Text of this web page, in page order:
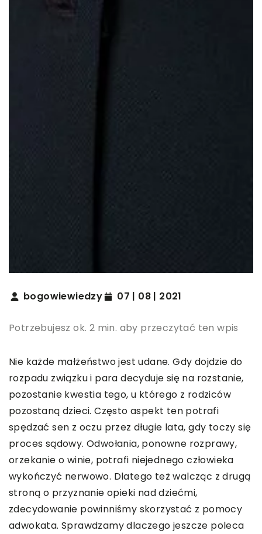
bogowiewiedzy 07 | 08 | 2021
Potrzebujesz ok. 2 min. aby przeczytać ten wpis
Nie każde małżeństwo jest udane. Gdy dojdzie do
rozpadu związku i para decyduje się na rozstanie,
pozostanie kwestia tego, u którego z rodziców
pozostaną dzieci. Często aspekt ten potrafi
spędzać sen z oczu przez długie lata, gdy toczy się
proces sądowy. Odwołania, ponowne rozprawy,
orzekanie o winie, potrafi niejednego człowieka
wykończyć nerwowo. Dlatego też walcząc z drugą
stroną o przyznanie opieki nad dziećmi,
zdecydowanie powinniśmy skorzystać z pomocy
adwokata. Sprawdzamy dlaczego jeszcze poleca